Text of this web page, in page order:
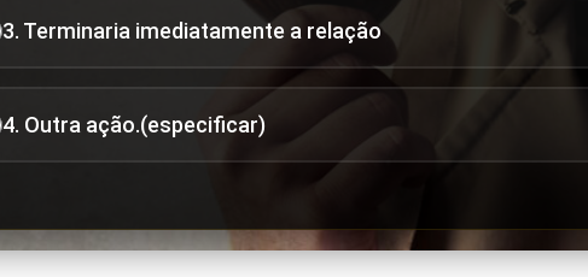
3. Terminaria imediatamente a relação
4. Outra ação.(especificar)